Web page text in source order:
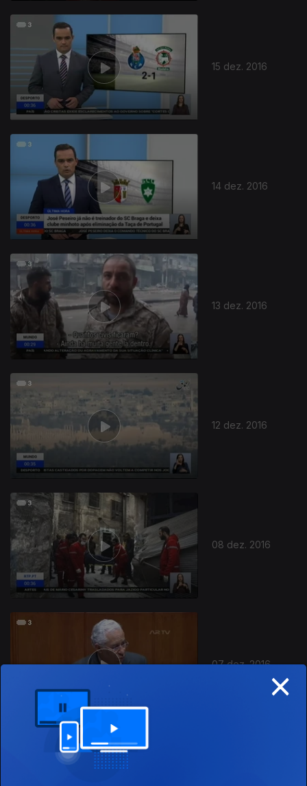
15 dez. 2016
14 dez. 2016
13 dez. 2016
12 dez. 2016
263885
08 dez. 2016
07 dez. 2016×